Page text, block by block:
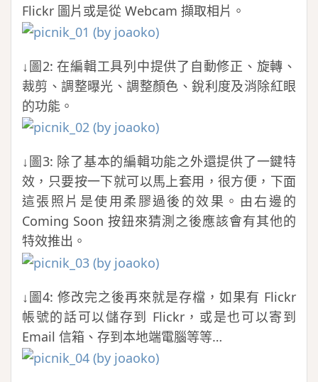
Flickr 圖片或是從 Webcam 擷取相片。
↓圖2: 在編輯工具列中提供了自動修正、旋轉、
裁剪、調整曝光、調整顏色、銳利度及消除紅眼
的功能。
↓圖3: 除了基本的編輯功能之外還提供了一鍵特
效，只要按一下就可以馬上套用，很方便，下面
這張照片是使用柔膠過後的效果。由右邊的
Coming Soon 按鈕來猜測之後應該會有其他的
特效推出。
↓圖4: 修改完之後再來就是存檔，如果有 Flickr
帳號的話可以儲存到 Flickr，或是也可以寄到
Email 信箱、存到本地端電腦等等…